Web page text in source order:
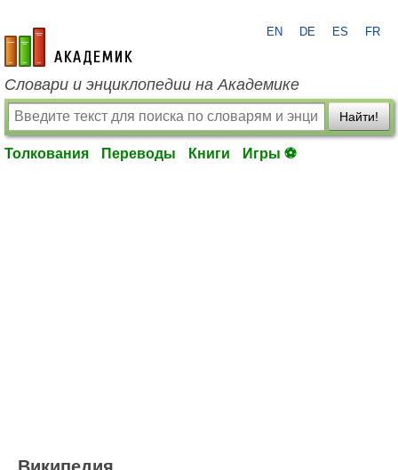
academic.ru
EN DE ES FR
Словари и энциклопедии на Академике
Найти!
Толкования Переводы Книги Игры ⚽